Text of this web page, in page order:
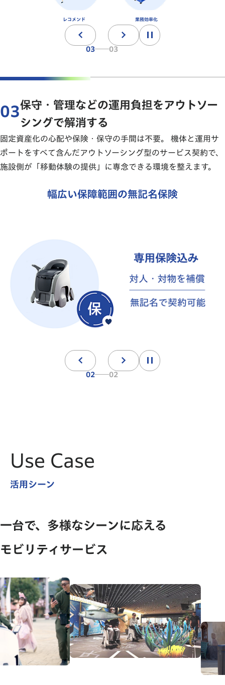
02 03
幅広い保障範囲の無記名保険
03保守・管理などの運用負担をアウトソー
シングで解消する
固定資産化の心配や保険・保守の手間は不要。 機体と運用サ
ポートをすべて含んだアウトソーシング型のサービス契約で、
施設側が「移動体験の提供」に専念できる環境を整えます。
02 02
Use Case
活用シーン
一台で、多様なシーンに応える
モビリティサービス